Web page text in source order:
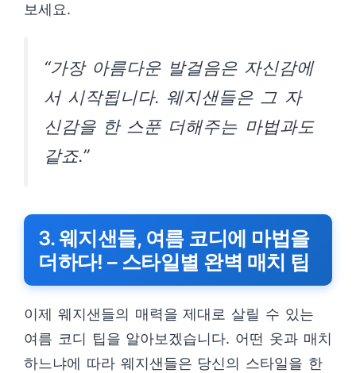
보세요.
“가장 아름다운 발걸음은 자신감에
서 시작됩니다. 웨지샌들은 그 자
신감을 한 스푼 더해주는 마법과도
같죠.”
3. 웨지샌들, 여름 코디에 마법을
더하다! – 스타일별 완벽 매치 팁
이제 웨지샌들의 매력을 제대로 살릴 수 있는
여름 코디 팁을 알아보겠습니다. 어떤 옷과 매치
하느냐에 따라 웨지샌들은 당신의 스타일을 한